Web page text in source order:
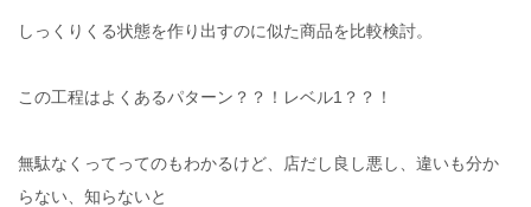
しっくりくる状態を作り出すのに似た商品を比較検討。
この工程はよくあるパターン？？！レベル1？？！
無駄なくってってのもわかるけど、店だし良し悪し、違いも分か
らない、知らないと